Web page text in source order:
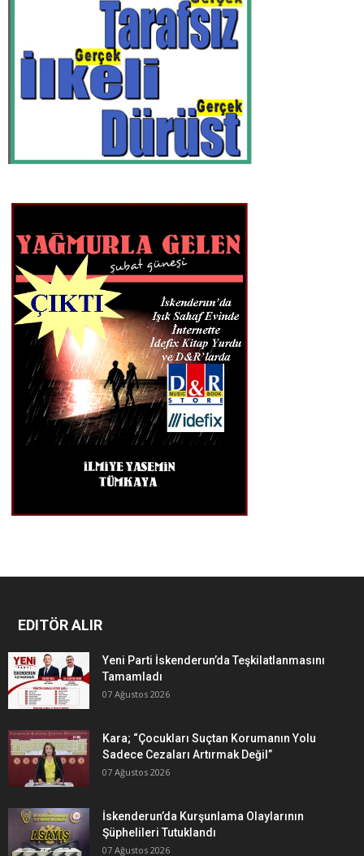
EDITÖR ALIR
Yeni Parti İskenderun’da Teşkilatlanmasını
Tamamladı
07 Ağustos 2026
Kara; “Çocukları Suçtan Korumanın Yolu
Sadece Cezaları Artırmak Değil”
07 Ağustos 2026
İskenderun’da Kurşunlama Olaylarının
Şüphelileri Tutuklandı
07 Ağustos 2026